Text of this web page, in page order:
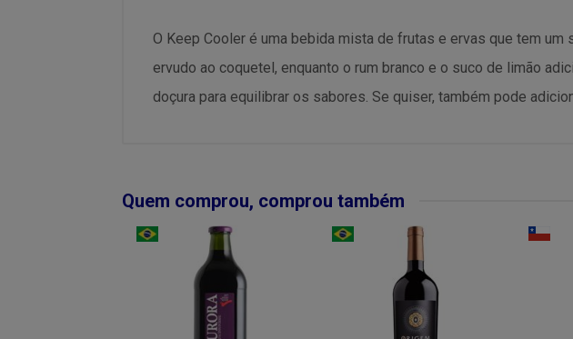
O Keep Cooler é uma bebida mista de frutas e ervas que tem
ervudo ao coquetel, enquanto o rum branco e o suco de limão
doçura para equilibrar os sabores. Se quiser, também pode
Quem comprou, comprou também